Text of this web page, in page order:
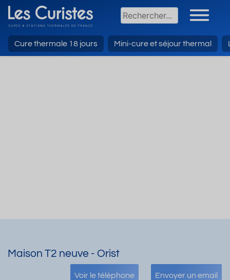
Cure thermale 18 jours Mini-cure et séjour thermal
Maison T2 neuve - Orist
Voir le téléphone Envoyer un email